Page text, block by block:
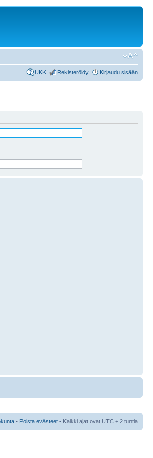
UKK Rekisteröidy Kirjaudu sisään
• Poista evästeet • Kaikki ajat ovat UTC + 2 tuntia